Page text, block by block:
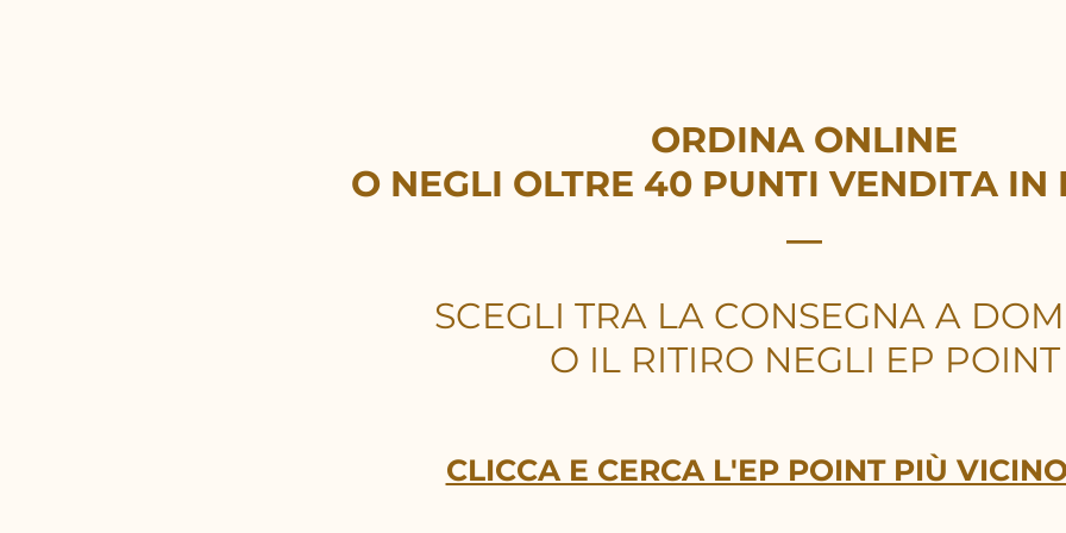
ORDINA ONLINE
O NEGLI OLTRE 40 PUNTI VENDITA IN
SCEGLI TRA LA CONSEGNA A
O IL RITIRO NEGLI EP POINT
CLICCA E CERCA L'EP POINT PIÙ